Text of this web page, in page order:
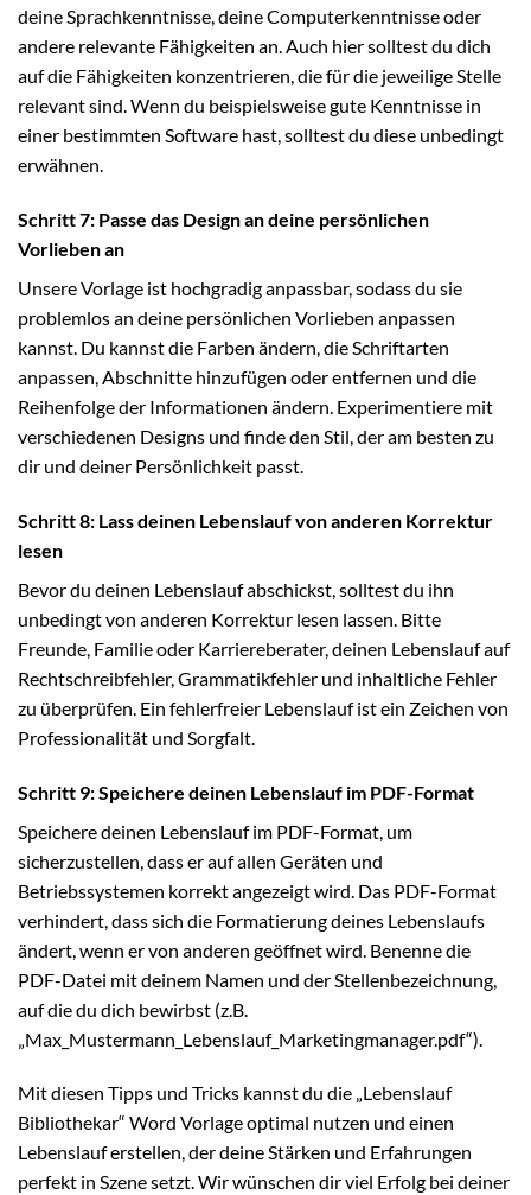
deine Sprachkenntnisse, deine Computerkenntnisse oder
andere relevante Fähigkeiten an. Auch hier solltest du dich
auf die Fähigkeiten konzentrieren, die für die jeweilige Stelle
relevant sind. Wenn du beispielsweise gute Kenntnisse in
einer bestimmten Software hast, solltest du diese unbedingt
erwähnen.
Schritt 7: Passe das Design an deine persönlichen
Vorlieben an
Unsere Vorlage ist hochgradig anpassbar, sodass du sie
problemlos an deine persönlichen Vorlieben anpassen
kannst. Du kannst die Farben ändern, die Schriftarten
anpassen, Abschnitte hinzufügen oder entfernen und die
Reihenfolge der Informationen ändern. Experimentiere mit
verschiedenen Designs und finde den Stil, der am besten zu
dir und deiner Persönlichkeit passt.
Schritt 8: Lass deinen Lebenslauf von anderen Korrektur
lesen
Bevor du deinen Lebenslauf abschickst, solltest du ihn
unbedingt von anderen Korrektur lesen lassen. Bitte
Freunde, Familie oder Karriereberater, deinen Lebenslauf auf
Rechtschreibfehler, Grammatikfehler und inhaltliche Fehler
zu überprüfen. Ein fehlerfreier Lebenslauf ist ein Zeichen von
Professionalität und Sorgfalt.
Schritt 9: Speichere deinen Lebenslauf im PDF-Format
Speichere deinen Lebenslauf im PDF-Format, um
sicherzustellen, dass er auf allen Geräten und
Betriebssystemen korrekt angezeigt wird. Das PDF-Format
verhindert, dass sich die Formatierung deines Lebenslaufs
ändert, wenn er von anderen geöffnet wird. Benenne die
PDF-Datei mit deinem Namen und der Stellenbezeichnung,
auf die du dich bewirbst (z.B.
„Max_Mustermann_Lebenslauf_Marketingmanager.pdf“).
Mit diesen Tipps und Tricks kannst du die „Lebenslauf
Bibliothekar“ Word Vorlage optimal nutzen und einen
Lebenslauf erstellen, der deine Stärken und Erfahrungen
perfekt in Szene setzt. Wir wünschen dir viel Erfolg bei deiner